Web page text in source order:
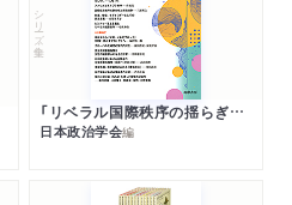
シリーズ・全集
「リベラル国際秩序の揺らぎ」再考 年報政治学２０２６‐Ⅰ
日本政治学会編